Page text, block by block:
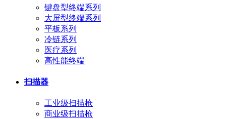
键盘型终端系列
大屏型终端系列
平板系列
冷链系列
医疗系列
高性能终端
扫描器
工业级扫描枪
商业级扫描枪